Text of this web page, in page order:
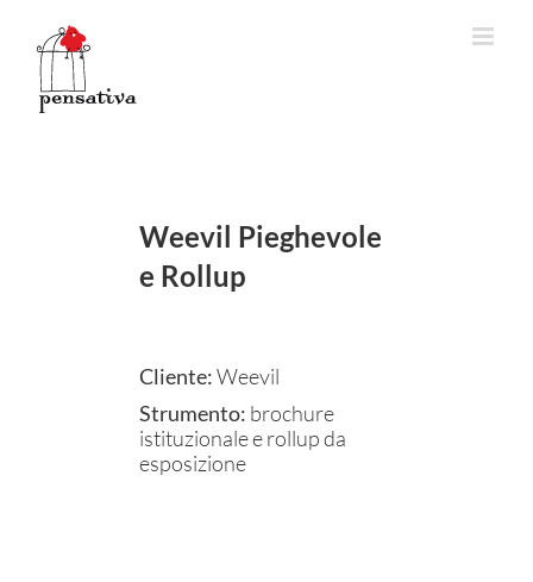
contenuto
Weevil Pieghevole
e Rollup
Cliente:Weevil
Strumento: brochure
istituzionale e rollup da
esposizione